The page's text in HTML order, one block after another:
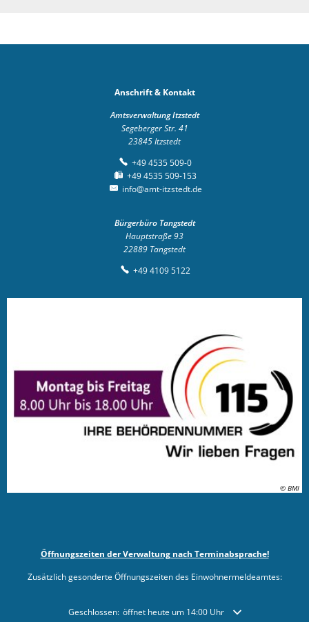
Anschrift & Kontakt
Amtsverwaltung Itzstedt
Segeberger Str. 41
23845Itzstedt
+49 4535 509-0
+49 4535 509-153
info@amt-itzstedt.de
Bürgerbüro Tangstedt
Hauptstraße 93
22889 Tangstedt
+49 4109 5122
© BMI
Öffnungszeiten der Verwaltung nach Terminabsprache!
Zusätzlich gesonderte Öffnungszeiten des Einwohnermeldeamtes:
Klicken, um weitere Öffnungs- oder Schließzeiten
Geschlossen: öffnet heute um 14:00 Uhr